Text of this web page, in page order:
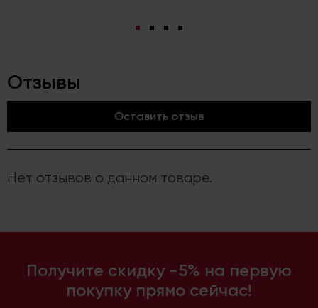
Отзывы
Оставить отзыв
Нет отзывов о данном товаре.
Получите скидку -5% на первую
покупку прямо сейчас!